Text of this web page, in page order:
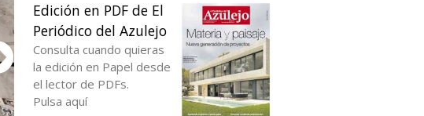
Edición en PDF de El
Periódico del Azulejo
Consulta cuando quieras
la edición en Papel desde
el lector de PDFs.
Pulsa aquí